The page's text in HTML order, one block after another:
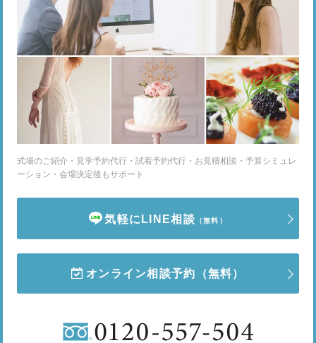
式場のご紹介・見学予約代行・試着予約代行・お見積相談・予算シミュレ
ーション・会場決定後もサポート
気軽にLINE相談 （無料）
オンライン相談予約 （無料）